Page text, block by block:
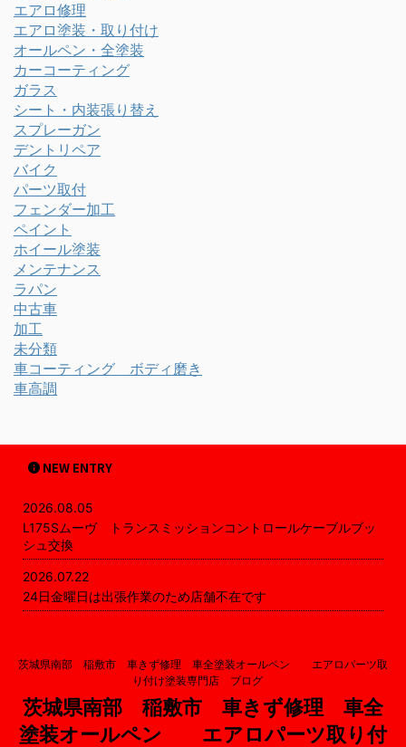
エアロ修理
エアロ塗装・取り付け
オールペン・全塗装
カーコーティング
ガラス
シート・内装張り替え
スプレーガン
デントリペア
バイク
パーツ取付
フェンダー加工
ペイント
ホイール塗装
メンテナンス
ラパン
中古車
加工
未分類
車コーティング ボディ磨き
車高調
NEW ENTRY
2026.08.05
L175Sムーヴ トランスミッションコントロールケーブルブッ
シュ交換
2026.07.22
24日金曜日は出張作業のため店舗不在です
茨城県南部 稲敷市 車きず修理 車全塗装オールペン エアロパーツ取
り付け塗装専門店 ブログ
茨城県南部 稲敷市 車きず修理 車全
塗装オールペン エアロパーツ取り付